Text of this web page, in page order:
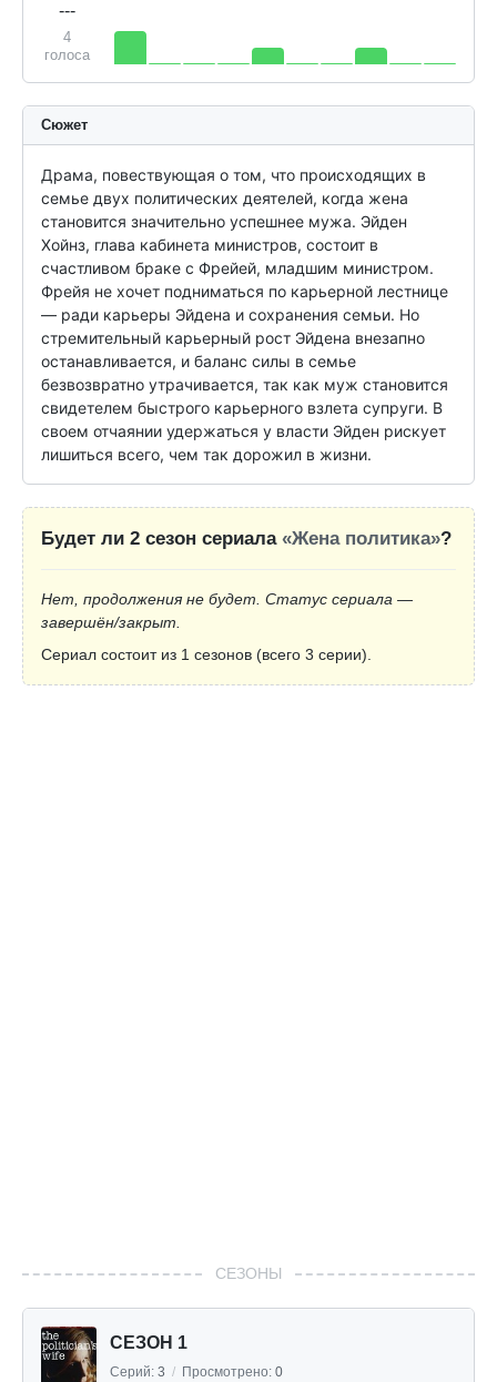
---
4
голоса
Сюжет
Драма, повествующая о том, что происходящих в
семье двух политических деятелей, когда жена
становится значительно успешнее мужа. Эйден
Хойнз, глава кабинета министров, состоит в
счастливом браке с Фрейей, младшим министром.
Фрейя не хочет подниматься по карьерной лестнице
— ради карьеры Эйдена и сохранения семьи. Но
стремительный карьерный рост Эйдена внезапно
останавливается, и баланс силы в семье
безвозвратно утрачивается, так как муж становится
свидетелем быстрого карьерного взлета супруги. В
своем отчаянии удержаться у власти Эйден рискует
лишиться всего, чем так дорожил в жизни.
Будет ли 2 сезон сериала «Жена политика»?
Нет, продолжения не будет. Статус сериала —
завершён/закрыт.
Сериал состоит из 1 сезонов (всего 3 серии).
СЕЗОНЫ
СЕЗОН 1
Серий: 3 / Просмотрено: 0